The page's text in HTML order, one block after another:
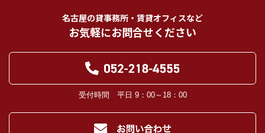
取引業者に義務付けられます。）
登記に関する司法書士、土地家屋調査士。
対象不動産について管理の必要がある場合における管理業者。
当社の管理が生じる場合は、管理委託契約の重要事項説明書に定める業務委託
先及び管理費引き落としの際の振込先金融機関、管理組合役員。
入居者様が賃料を滞納した場合の滞納取立者。
名古屋の貸事務所・賃貸オフィスなど
お気軽にお問合せください
受付時間 平日 9：00～18：00